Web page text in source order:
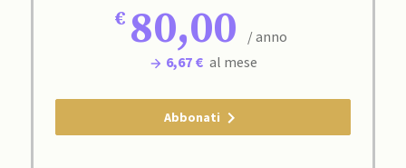
80,00
/ anno
6,67 € al mese
Abbonati